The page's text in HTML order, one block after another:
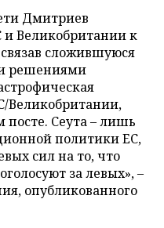
Дмитриев
Великобритании к
сложившуюся
решениями
Великобритании,
посте. Сеута – лишь
политики ЕС,
сил на то, что
за левых», –
опубликованного